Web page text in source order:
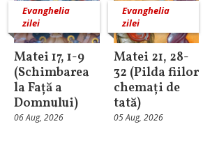
Evanghelia
zilei
Matei 17, 1-9
(Schimbarea
la Față a
Domnului)
06 Aug, 2026
Evanghelia
zilei
Matei 21, 28-
32 (Pilda fiilor
chemați de
tată)
05 Aug, 2026